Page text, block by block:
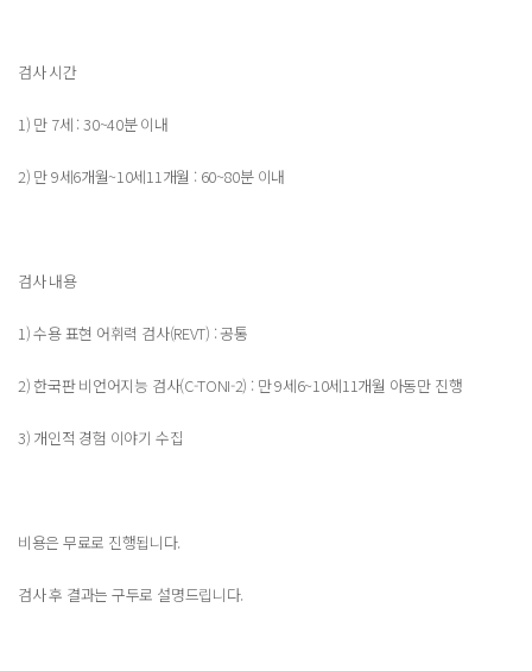
검사 시간
1) 만 7세 : 30~40분 이내
2) 만 9세6개월~10세11개월 : 60~80분 이내
검사 내용
1) 수용 표현 어휘력 검사(REVT) : 공통
2) 한국판 비언어지능 검사(C-TONI-2) : 만 9세6~10세11개월 아동만 진행
3) 개인적 경험 이야기 수집
비용은 무료로 진행됩니다.
검사 후 결과는 구두로 설명드립니다.